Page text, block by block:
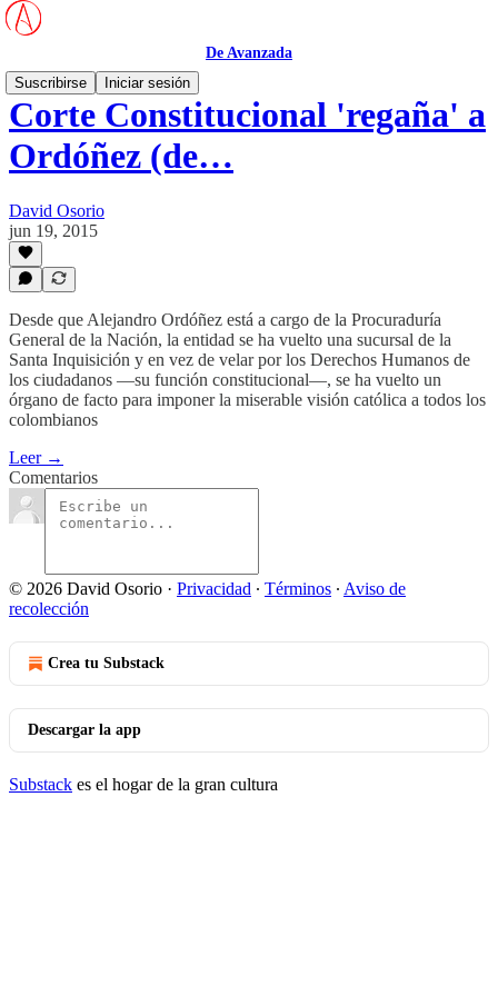
De Avanzada
Suscribirse
Iniciar sesión
Corte Constitucional 'regaña' a
Ordóñez (de…
David Osorio
jun 19, 2015
Desde que Alejandro Ordóñez está a cargo de la Procuraduría
General de la Nación, la entidad se ha vuelto una sucursal de la
Santa Inquisición y en vez de velar por los Derechos Humanos de
los ciudadanos —su función constitucional—, se ha vuelto un
órgano de facto para imponer la miserable visión católica a todos los
colombianos
Leer →
Comentarios
© 2026 David Osorio · Privacidad ∙ Términos ∙ Aviso de
recolección
Crea tu Substack
Descargar la app
Substack es el hogar de la gran cultura